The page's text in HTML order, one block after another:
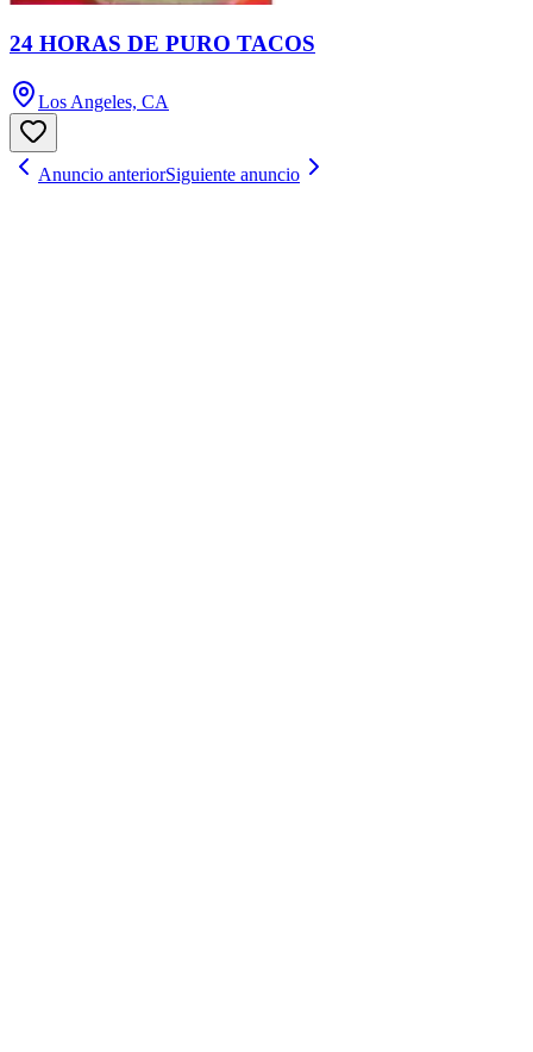
24 HORAS DE PURO TACOS
Los Angeles, CA
Anuncio anteriorSiguiente anuncio